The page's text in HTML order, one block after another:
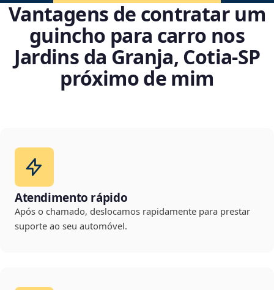
Vantagens de contratar um
guincho para carro nos
Jardins da Granja, Cotia‑SP
próximo de mim
Atendimento rápido
Após o chamado, deslocamos rapidamente para prestar
suporte ao seu automóvel.